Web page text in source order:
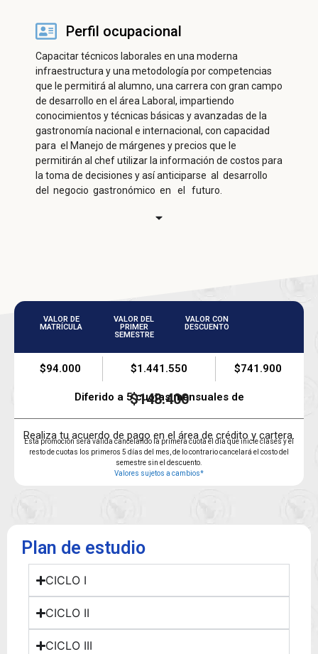
Perfil ocupacional
Capacitar técnicos laborales en una moderna
infraestructura y una metodología por competencias
que le permitirá al alumno, una carrera con gran campo
de desarrollo en el área Laboral, impartiendo
conocimientos y técnicas básicas y avanzadas de la
gastronomía nacional e internacional, con capacidad
para el Manejo de márgenes y precios que le
permitirán al chef utilizar la información de costos para
la toma de decisiones y así anticiparse al desarrollo
del negocio gastronómico en el futuro.
VALOR DE
MATRÍCULA
VALOR DEL
PRIMER
SEMESTRE
VALOR CON
DESCUENTO
$94.000 $1.441.550 $741.900
Diferido a 5 cuotas mensuales de
$148.400
Realiza tu acuerdo de pago en el área de crédito y cartera.
Esta promoción será válida cancelando la primera cuota el día que inicie clases y el
resto de cuotas los primeros 5 días del mes, de lo contrario cancelará el costo del
semestre sin el descuento.
Valores sujetos a cambios*
Plan de estudio
CICLO I
CICLO II
CICLO III